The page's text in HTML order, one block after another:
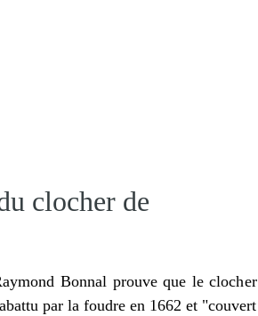
clocher de
Bonnal prouve que le clocher
par la foudre en 1662 et "couvert